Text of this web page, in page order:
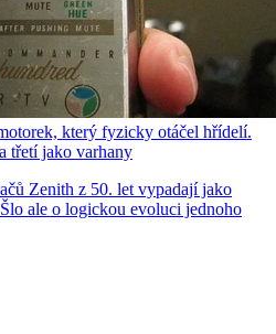
který fyzicky otáčel hřídelí.
třetí jako varhany
Zenith z 50. let vypadají jako
ale o logickou evoluci jednoho